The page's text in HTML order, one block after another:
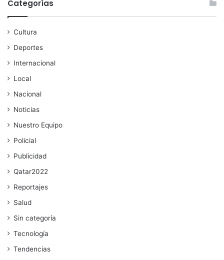
Categorías
Cultura
Deportes
Internacional
Local
Nacional
Noticias
Nuestro Equipo
Policial
Publicidad
Qatar2022
Reportajes
Salud
Sin categoría
Tecnología
Tendencias